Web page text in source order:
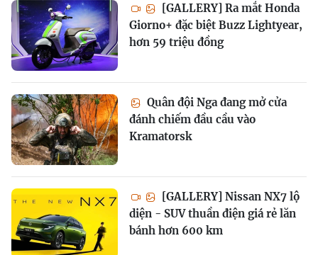
[GALLERY] Ra mắt Honda
Giorno+ đặc biệt Buzz Lightyear,
hơn 59 triệu đồng
Quân đội Nga đang mở cửa
đánh chiếm đầu cầu vào
Kramatorsk
[GALLERY] Nissan NX7 lộ
diện - SUV thuần điện giá rẻ lăn
bánh hơn 600 km